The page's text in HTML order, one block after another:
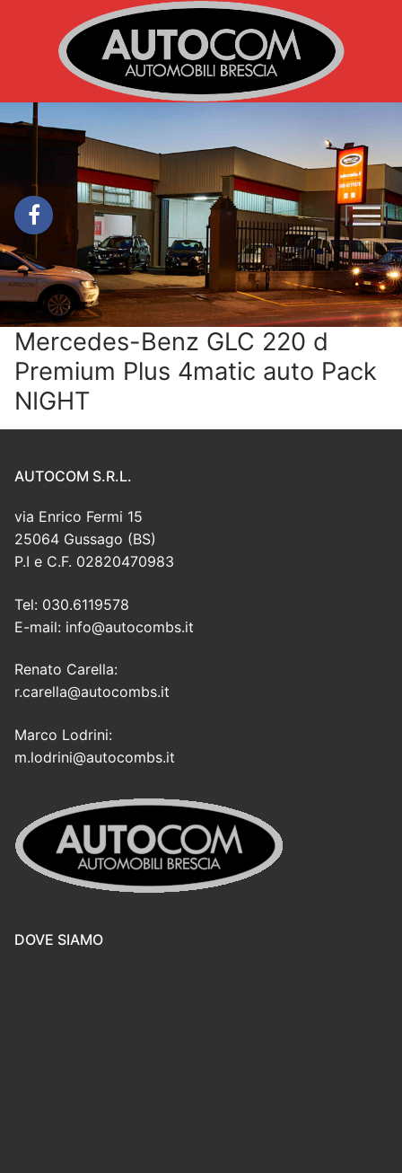
contenuto
Mercedes-Benz GLC 220 d
Premium Plus 4matic auto Pack
NIGHT
AUTOCOM S.R.L.
via Enrico Fermi 15
25064 Gussago (BS)
P.I e C.F. 02820470983
Tel: 030.6119578
E-mail: info@autocombs.it
Renato Carella:
r.carella@autocombs.it
Marco Lodrini:
m.lodrini@autocombs.it
DOVE SIAMO